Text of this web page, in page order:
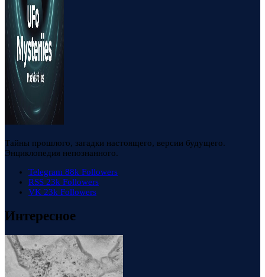
Тайны прошлого, загадки настоящего, версии будущего.
Энциклопедия непознанного.
Telegram 88k Followers
RSS 23k Followers
VK 23k Followers
Интересное